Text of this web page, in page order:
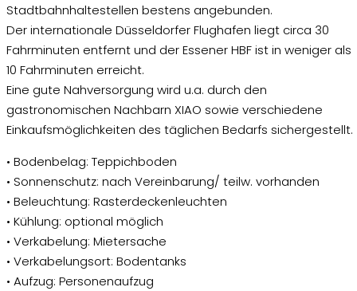
Stadtbahnhaltestellen bestens angebunden.
Der internationale Düsseldorfer Flughafen liegt circa 30
Fahrminuten entfernt und der Essener HBF ist in weniger als
10 Fahrminuten erreicht.
Eine gute Nahversorgung wird u.a. durch den
gastronomischen Nachbarn XIAO sowie verschiedene
Einkaufsmöglichkeiten des täglichen Bedarfs sichergestellt.
• Bodenbelag: Teppichboden
• Sonnenschutz: nach Vereinbarung/ teilw. vorhanden
• Beleuchtung: Rasterdeckenleuchten
• Kühlung: optional möglich
• Verkabelung: Mietersache
• Verkabelungsort: Bodentanks
• Aufzug: Personenaufzug